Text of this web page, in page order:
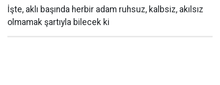
İşte, aklı başında herbir adam ruhsuz, kalbsiz, akılsız
olmamak şartıyla bilecek ki